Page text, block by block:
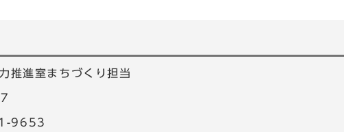
推進室まちづくり担当
9653